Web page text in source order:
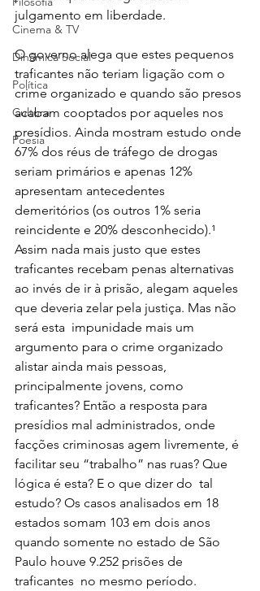
Cinema & TV
Dinâmica Social
Política
Cultura
Poesia
julgamento em liberdade.
O governo alega que estes pequenos
traficantes não teriam ligação com o
crime organizado e quando são presos
acabam cooptados por aqueles nos
presídios. Ainda mostram estudo onde
67% dos réus de tráfego de drogas
seriam primários e apenas 12%
apresentam antecedentes
demeritórios (os outros 1% seria
reincidente e 20% desconhecido).¹
Assim nada mais justo que estes
traficantes recebam penas alternativas
ao invés de ir à prisão, alegam aqueles
que deveria zelar pela justiça. Mas não
será esta  impunidade mais um
argumento para o crime organizado
alistar ainda mais pessoas,
principalmente jovens, como
traficantes? Então a resposta para
presídios mal administrados, onde
facções criminosas agem livremente, é
facilitar seu “trabalho” nas ruas? Que
lógica é esta? E o que dizer do  tal
estudo? Os casos analisados em 18
estados somam 103 em dois anos
quando somente no estado de São
Paulo houve 9.252 prisões de
traficantes  no mesmo período.